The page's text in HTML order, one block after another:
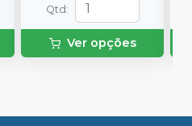
Qtd :
Ver opções